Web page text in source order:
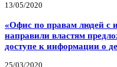
13/05/2020
«Офис по правам людей с
направили властям
доступе к информации о
25/03/2020